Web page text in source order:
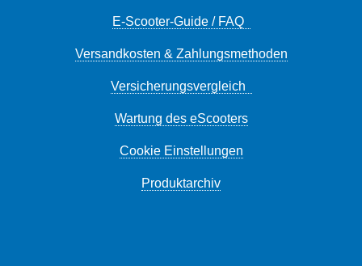
E-Scooter-Guide / FAQ
Versandkosten & Zahlungsmethoden
Versicherungsvergleich
Wartung des eScooters
Cookie Einstellungen
Produktarchiv